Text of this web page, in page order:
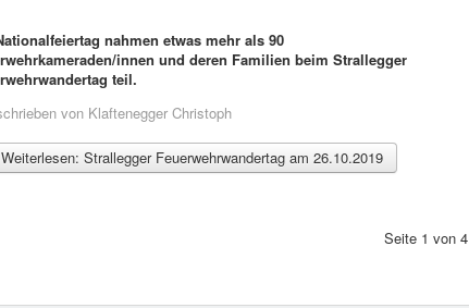
nahmen etwas mehr als 90
innen und deren Familien beim Strallegger
teil.
von Klaftenegger Christoph
Weiterlesen: Strallegger Feuerwehrwandertag am 26.10.2019
Seite 1 von 4